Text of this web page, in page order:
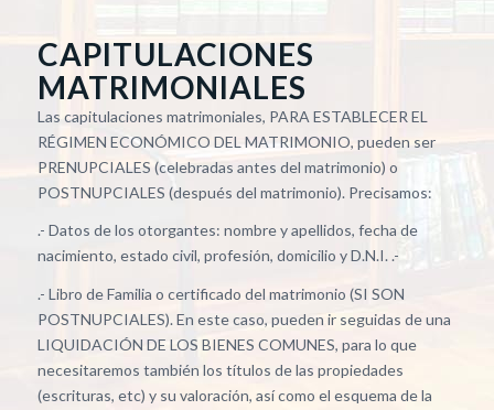
CAPITULACIONES
MATRIMONIALES
Las capitulaciones matrimoniales, PARA ESTABLECER EL
RÉGIMEN ECONÓMICO DEL MATRIMONIO, pueden ser
PRENUPCIALES (celebradas antes del matrimonio) o
POSTNUPCIALES (después del matrimonio). Precisamos:
.- Datos de los otorgantes: nombre y apellidos, fecha de
nacimiento, estado civil, profesión, domicilio y D.N.I. .-
.- Libro de Familia o certificado del matrimonio (SI SON
POSTNUPCIALES). En este caso, pueden ir seguidas de una
LIQUIDACIÓN DE LOS BIENES COMUNES, para lo que
necesitaremos también los títulos de las propiedades
(escrituras, etc) y su valoración, así como el esquema de la